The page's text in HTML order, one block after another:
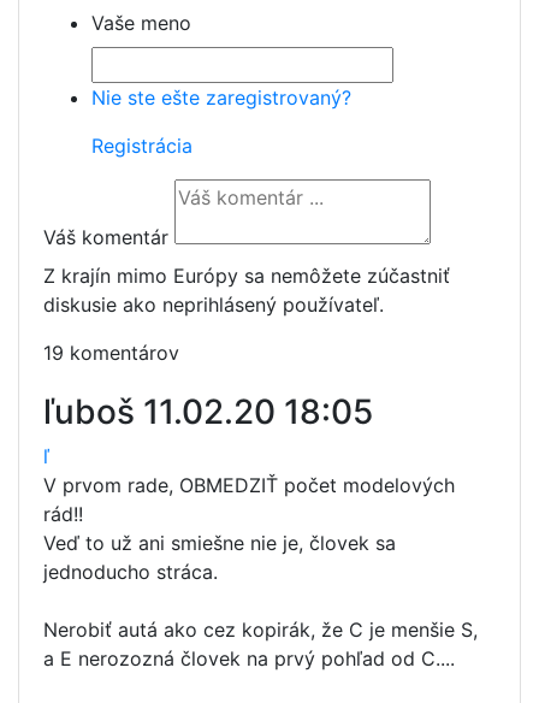
Vaše meno
Nie ste ešte zaregistrovaný?
Registrácia
Váš komentár
Z krajín mimo Európy sa nemôžete zúčastniť
diskusie ako neprihlásený používateľ.
19 komentárov
ľuboš 11.02.20 18:05
ľ
V prvom rade, OBMEDZIŤ počet modelových
rád!!
Veď to už ani smiešne nie je, človek sa
jednoducho stráca.
Nerobiť autá ako cez kopirák, že C je menšie S,
a E nerozozná človek na prvý pohľad od C....